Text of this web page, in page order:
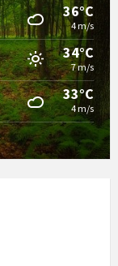
36°C
4 m/s
34°C
7 m/s
33°C
4 m/s